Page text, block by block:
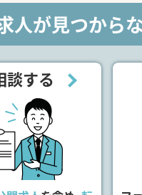
人が見つから
談する